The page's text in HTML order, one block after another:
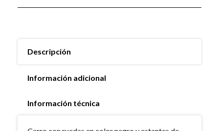
Descripción
Información adicional
Información técnica